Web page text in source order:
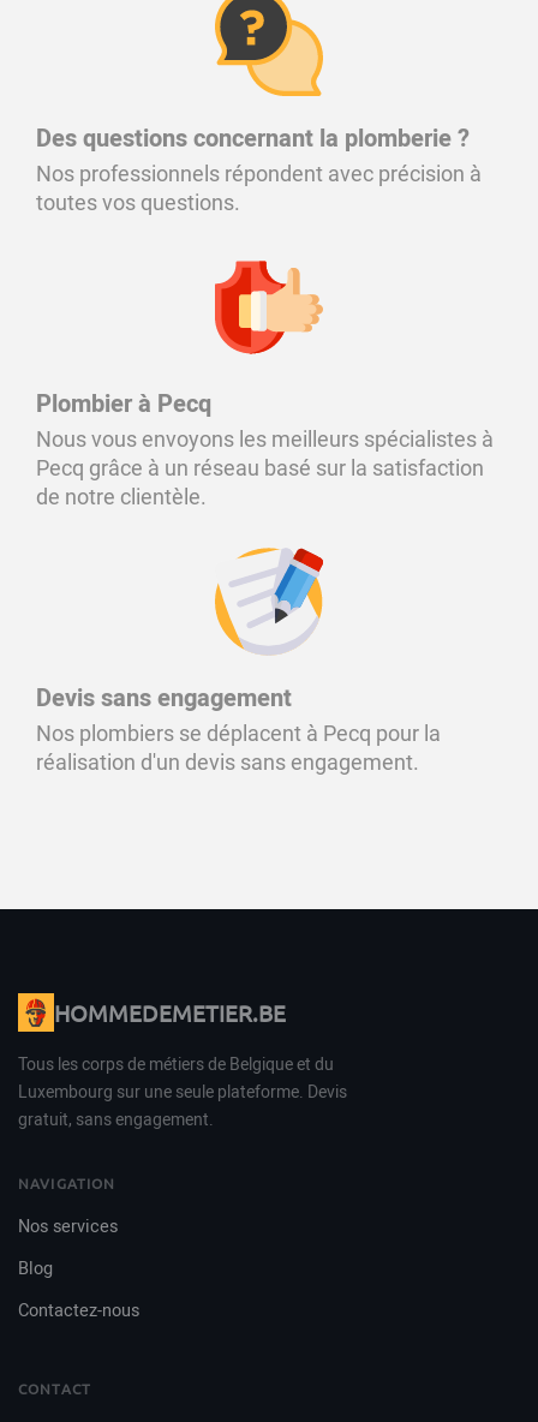
Des questions concernant la plomberie ?
Nos professionnels répondent avec précision à
toutes vos questions.
Plombier à Pecq
Nous vous envoyons les meilleurs spécialistes à
Pecq grâce à un réseau basé sur la satisfaction
de notre clientèle.
Devis sans engagement
Nos plombiers se déplacent à Pecq pour la
réalisation d'un devis sans engagement.
HOMMEDEMETIER.BE
Tous les corps de métiers de Belgique et du
Luxembourg sur une seule plateforme. Devis
gratuit, sans engagement.
NAVIGATION
Nos services
Blog
Contactez-nous
CONTACT